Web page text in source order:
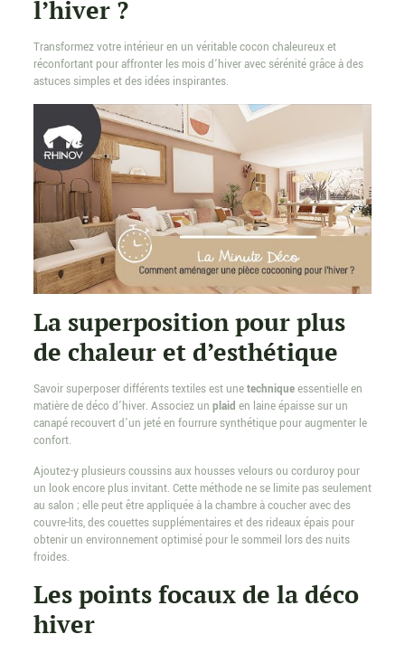
l’hiver ?
Transformez votre intérieur en un véritable cocon chaleureux et
réconfortant pour affronter les mois d’hiver avec sérénité grâce à des
astuces simples et des idées inspirantes.
La superposition pour plus
de chaleur et d’esthétique
Savoir superposer différents textiles est unetechniqueessentielle en
matière de déco d’hiver. Associez un plaid en laine épaisse sur un
canapé recouvert d’un jeté en fourrure synthétique pour augmenter le
confort.
Ajoutez-y plusieurs coussins aux housses velours ou corduroy pour
un look encore plus invitant. Cette méthode ne se limite pas seulement
au salon ; elle peut être appliquée à la chambre à coucher avec des
couvre-lits, des couettes supplémentaires et des rideaux épais pour
obtenir un environnement optimisé pour le sommeil lors des nuits
froides.
Les points focaux de la déco
hiver